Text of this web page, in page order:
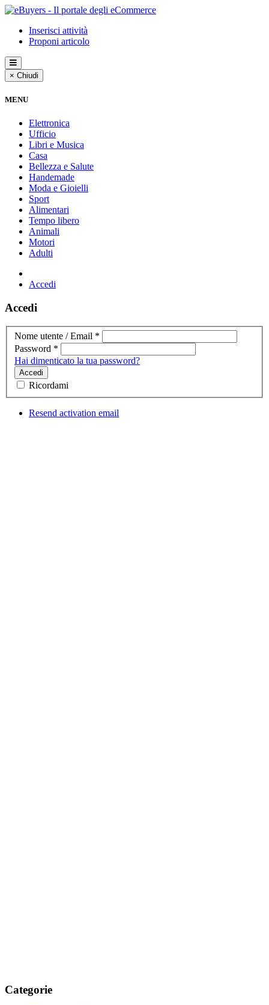
Inserisci attività
Proponi articolo
× Chiudi
MENU
Elettronica
Ufficio
Libri e Musica
Casa
Bellezza e Salute
Handemade
Moda e Gioielli
Sport
Alimentari
Tempo libero
Animali
Motori
Adulti
Accedi
Accedi
Nome utente / Email *
Password *
Hai dimenticato la tua password?
Accedi
Ricordami
Resend activation email
Categorie